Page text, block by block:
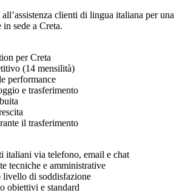
clienti di lingua italiana per una
sede a Creta.
per Creta
(14 mensilità)
performance
e trasferimento
il trasferimento
italiani via telefono, email e chat
tecniche e amministrative
livello di soddisfazione
obiettivi e standard